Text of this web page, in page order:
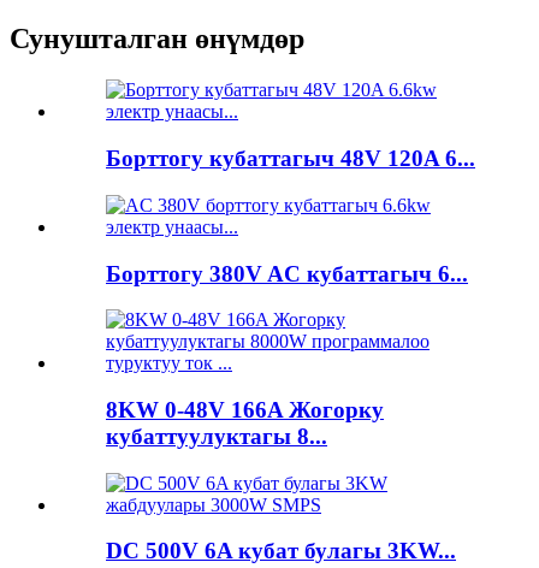
Сунушталган өнүмдөр
Борттогу кубаттагыч 48V 120A 6...
Борттогу 380V AC кубаттагыч 6...
8KW 0-48V 166A Жогорку
кубаттуулуктагы 8...
DC 500V 6A кубат булагы 3KW...